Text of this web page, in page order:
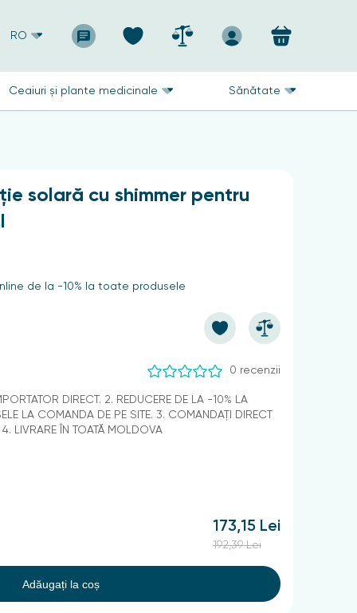
RO
Ceaiuri și plante medicinale Sănătate
solară cu shimmer pentru
de la -10% la toate produsele
0 recenzii
DIRECT. 2. REDUCERE DE LA -10% LA
LA COMANDA DE PE SITE. 3. COMANDAȚI DIRECT
4. LIVRARE ÎN TOATĂ MOLDOVA
173,15 Lei
192,39 Lei
Adăugați la coș